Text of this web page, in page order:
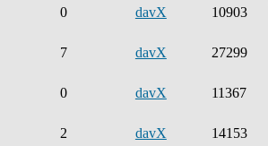
0 davX 10903
7 davX 27299
0 davX 11367
2 davX 14153